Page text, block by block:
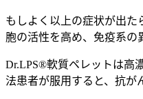
もしよく以上の症状が出た
胞の活性を高め、免疫系の
Dr.LPS®軟質ペレットは高
法患者が服用すると、抗が